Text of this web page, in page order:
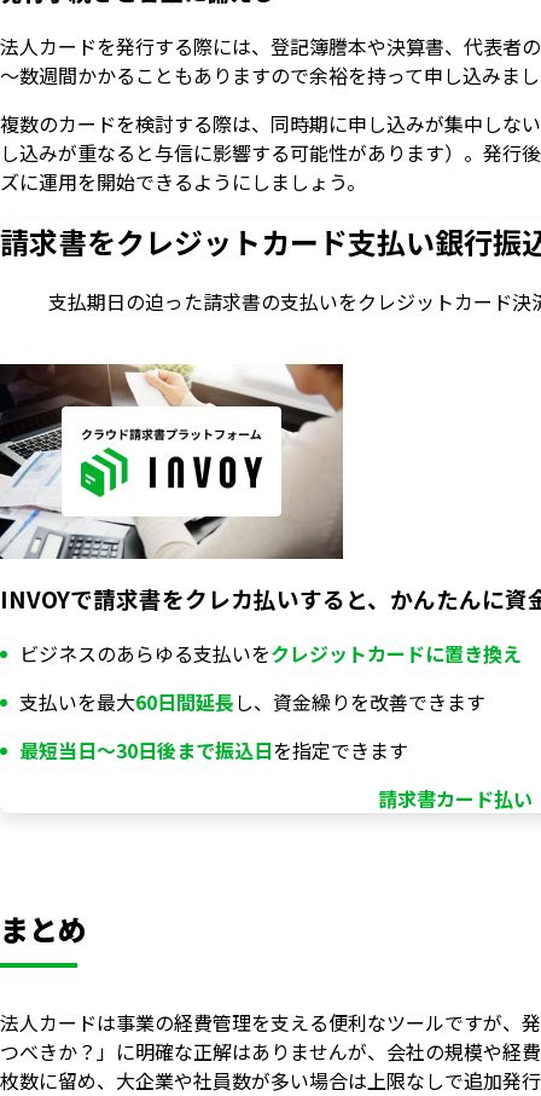
法人カードを発行する際には、登記簿謄本や決算書、代表者
～数週間かかることもありますので余裕を持って申し込みま
複数のカードを検討する際は、同時期に申し込みが集中しな
し込みが重なると与信に影響する可能性があります）。発
ズに運用を開始できるようにしましょう。
請求書をクレジットカード支払い銀行振
支払期日の迫った請求書の支払いをクレジットカード決
INVOYで請求書をクレカ払いすると、かんたんに資
ビジネスのあらゆる支払いをクレジットカードに置き換え
支払いを最大60日間延長し、資金繰りを改善できます
最短当日〜30日後まで振込日を指定できます
請求書カード払い
まとめ
法人カードは事業の経費管理を支える便利なツールですが、
つべきか？」に明確な正解はありませんが、会社の規模や経
枚数に留め、大企業や社員数が多い場合は上限なしで追加発